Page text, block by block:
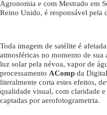
Agronomia e com Mestrado em
Reino Unido, é responsável pela
Toda imagem de satélite é
atmosféricas no momento de
luz solar pela névoa, vapor de
processamento AComp da
literalmente corta estes efeitos,
qualidade visual, com claridade
captadas por aerofotogrametria.